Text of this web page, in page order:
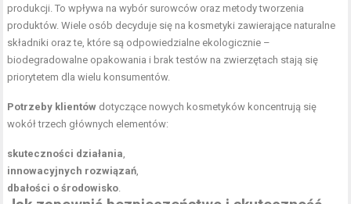
produkcji. To wpływa na wybór surowców oraz metody tworzenia
produktów. Wiele osób decyduje się na kosmetyki zawierające naturalne
składniki oraz te, które są odpowiedzialne ekologicznie –
biodegradowalne opakowania i brak testów na zwierzętach stają się
priorytetem dla wielu konsumentów.
Potrzeby klientów dotyczące nowych kosmetyków koncentrują się
wokół trzech głównych elementów:
skuteczności działania,
innowacyjnych rozwiązań,
dbałości o środowisko.